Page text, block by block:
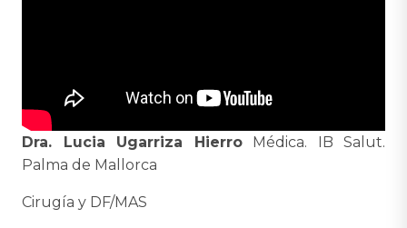
Dra. Lucia Ugarriza HierroMédica. IB Salut.
Palma de Mallorca
Cirugía y DF/MAS